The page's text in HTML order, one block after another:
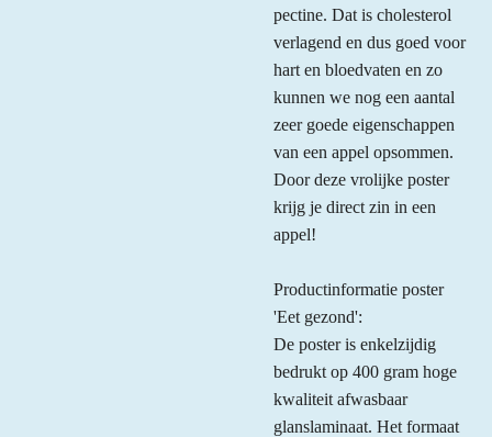
pectine. Dat is cholesterol
verlagend en dus goed voor
hart en bloedvaten en zo
kunnen we nog een aantal
zeer goede eigenschappen
van een appel opsommen.
Door deze vrolijke poster
krijg je direct zin in een
appel!
Productinformatie poster
'Eet gezond':
De poster is enkelzijdig
bedrukt op 400 gram hoge
kwaliteit afwasbaar
glanslaminaat. Het formaat